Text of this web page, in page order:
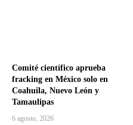
Comité científico aprueba
fracking en México solo en
Coahuila, Nuevo León y
Tamaulipas
6 agosto, 2026